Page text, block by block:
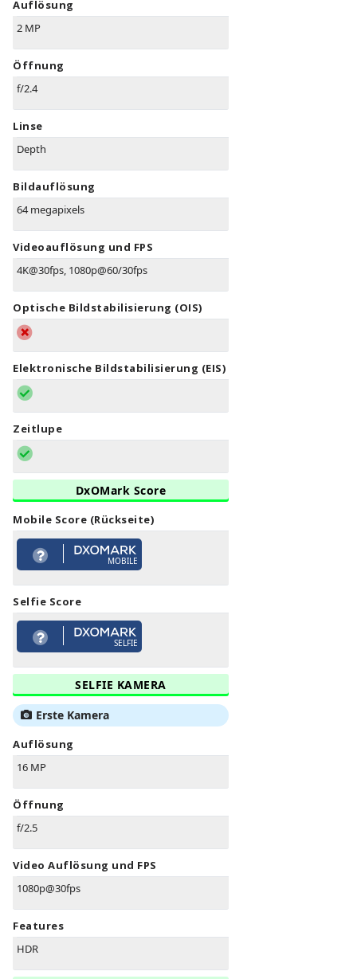
Auflösung
2 MP
Öffnung
f/2.4
Linse
Depth
Bildauflösung
64 megapixels
Videoauflösung und FPS
4K@30fps, 1080p@60/30fps
Optische Bildstabilisierung (OIS)
Elektronische Bildstabilisierung (EIS)
Zeitlupe
DxOMark Score
Mobile Score (Rückseite)
MOBILE
Selfie Score
SELFIE
SELFIE KAMERA
Erste Kamera
Auflösung
16 MP
Öffnung
f/2.5
Video Auflösung und FPS
1080p@30fps
Features
HDR